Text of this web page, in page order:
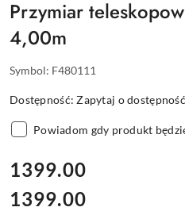
Przymiar
4,00m
Symbol: F480111
Dostępność:Zapytaj o dostępność
Powiadom gdy produkt
cena:
1399.00
Cena:
1399.00